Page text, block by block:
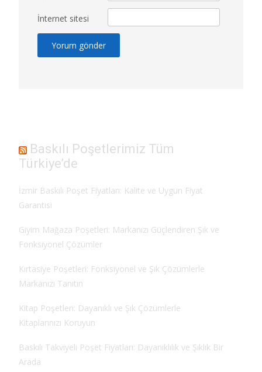
İnternet sitesi
Baskılı Poşetlerimiz Tüm
Türkiye’de
İzmir Baskılı Poşet Fiyatları: Kalite ve Uygun Fiyat
Garantisi
Giyim Mağaza Poşetleri: Markanızı Güçlendiren Şık ve
Fonksiyonel Çözümler
Kırtasiye Poşetleri: Fonksiyonel ve Şık Çözümlerle
Markanızı Tanıtın
Kitap Poşetleri: Dayanıklı ve Şık Çözümlerle
Kitaplarınızı Koruyun
Baskılı Takviyeli Poşet Fiyatları: Dayanıklılık ve Şıklık Bir
Arada